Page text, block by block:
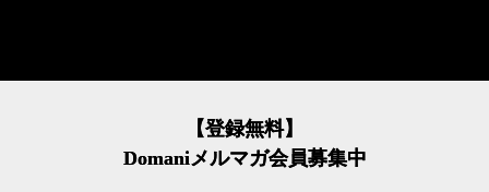
【登録無料】
Domaniメルマガ会員募集中